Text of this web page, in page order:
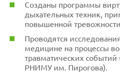
Созданы программы
дыхательных техник,
повышенной
Проводятся
медицине на процессы
травматических
РНИМУ им. Пирогова).